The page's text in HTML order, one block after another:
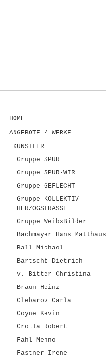
HOME
ANGEBOTE / WERKE
KÜNSTLER
Gruppe SPUR
Gruppe SPUR-WIR
Gruppe GEFLECHT
Gruppe KOLLEKTIV
HERZOGSTRASSE
Gruppe WeibsBilder
Bachmayer Hans Matthäus
Ball Michael
Bartscht Dietrich
v. Bitter Christina
Braun Heinz
Clebarov Carla
Coyne Kevin
Crotla Robert
Fahl Menno
Fastner Irene